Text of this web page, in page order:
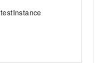
testInstance